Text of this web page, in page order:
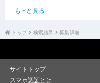
もっと見る
トップ 検索結果 募集詳細
サイトトップ
スマホ認証とは